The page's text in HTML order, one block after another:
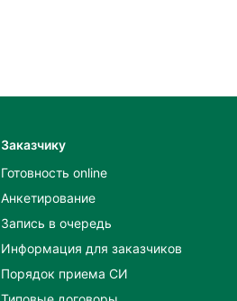
Заказчику
Готовность online
Анкетирование
Запись в очередь
Информация для заказчиков
Порядок приема СИ